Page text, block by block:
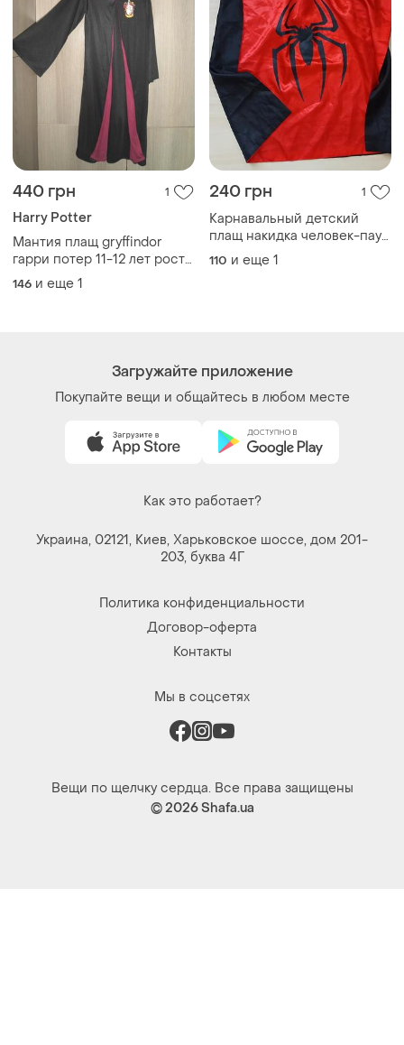
440 грн 1
Harry Potter
Мантия плащ gryffindor
гарри потер 11-12 лет рост
146-152
146 и еще 1
240 грн 1
Карнавальный детский
плащ накидка человек-паук
(спайдермен) красный
плащ, черный паук.
110 и еще 1
Загружайте приложение
Покупайте вещи и общайтесь в любом месте
Как это работает?
Украина, 02121, Киев, Харьковское шоссе, дом 201-
203, буква 4Г
Политика конфиденциальности
Договор-оферта
Контакты
Мы в соцсетях
Вещи по щелчку сердца. Все права защищены
© 2026Shafa.ua